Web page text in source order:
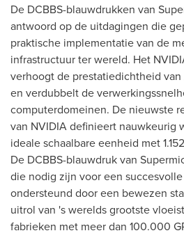
De DCBBS-blauwdrukken van
antwoord op de uitdagingen die
praktische implementatie van de
infrastructuur ter wereld. Het
verhoogt de prestatiedichtheid
en verdubbelt de
computerdomeinen. De nieuwste
van NVIDIA definieert nauwkeurig
ideale schaalbare eenheid met
De DCBBS-blauwdruk van
die nodig zijn voor een
ondersteund door een bewezen
uitrol van 's werelds grootste
fabrieken met meer dan 100.000